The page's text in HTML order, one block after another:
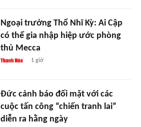
Ngoại trưởng Thổ Nhĩ Kỳ: Ai Cập
có thể gia nhập hiệp ước phòng
thủ Mecca
1 giờ
Đức cảnh báo đối mặt với các
cuộc tấn công “chiến tranh lai”
diễn ra hằng ngày